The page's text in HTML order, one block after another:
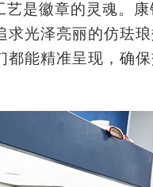
艺是徽章的灵魂。
光泽亮丽的仿珐
能精准呈现，确